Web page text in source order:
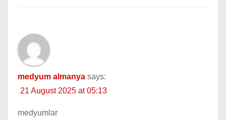
medyum almanya says:
21 August 2025 at 05:13
medyumlar